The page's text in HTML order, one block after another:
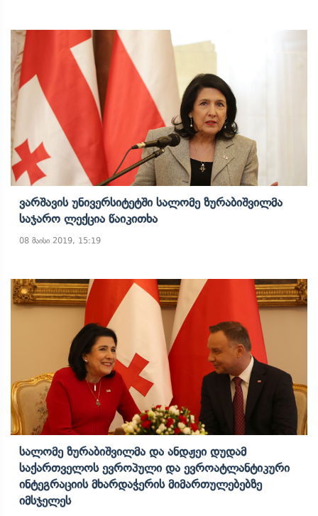
Ვარშავის Უნივერსიტეტში Სალომე Ზურაბიშვილმა
Საჯარო Ლექცია Წაიკითხა
08 მაისი 2019, 15:19
Სალომე Ზურაბიშვილმა Და Ანდჟეი Დუდამ
Საქართველოს Ევროპული Და Ევროატლანტიკური
Ინტეგრაციის Მხარდაჭერის Მიმართულებებზე
Იმსჯელეს